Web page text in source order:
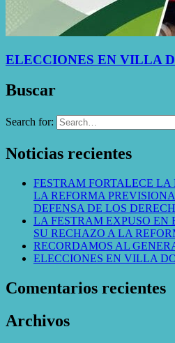
ELECCIONES EN VILLA
Buscar
Search for:
Noticias recientes
FESTRAM FORTALECE LA
LA REFORMA
DEFENSA DE LOS
LA FESTRAM EXPUSO EN
SU RECHAZO A LA
RECORDAMOS AL
ELECCIONES EN VILLA
Comentarios recientes
Archivos